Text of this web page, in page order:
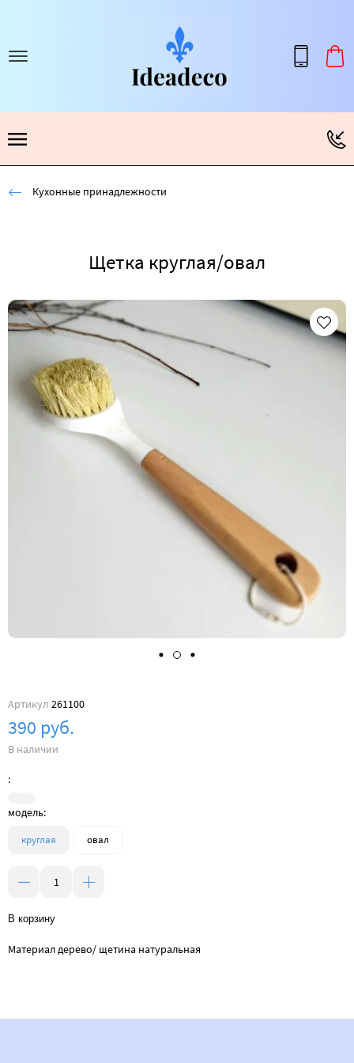
Кухонные принадлежности
Щетка круглая/овал
Артикул 261100
390 руб.
В наличии
:
модель:
круглая овал
В корзину
Материал дерево/ щетина натуральная